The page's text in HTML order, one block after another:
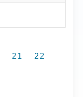
21
22